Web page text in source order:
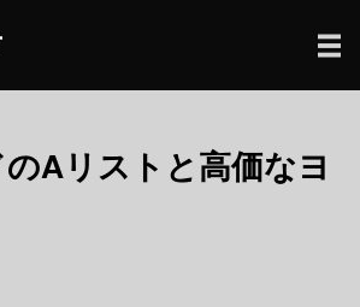
Aリストと高価なヨ